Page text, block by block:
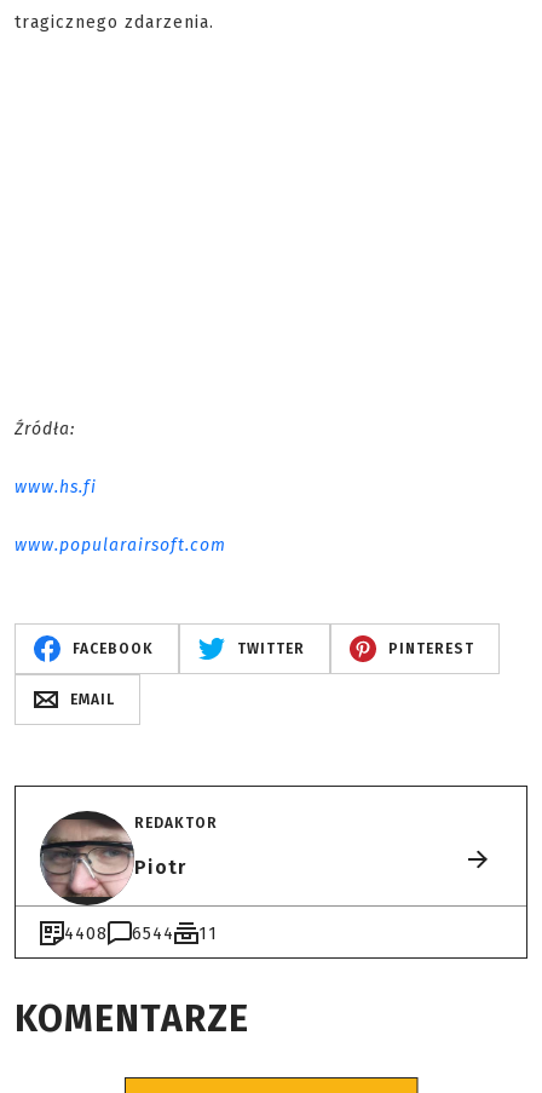
tragicznego zdarzenia.
Źródła:
www.hs.fi
www.popularairsoft.com
FACEBOOK TWITTER PINTEREST
EMAIL
REDAKTOR
Piotr
4408 6544 11
KOMENTARZE